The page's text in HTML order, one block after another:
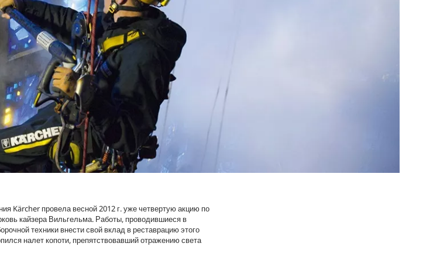
Kärcher провела весной 2012 г. уже четвертую акцию по
кайзера Вильгельма. Работы, проводившиеся в
техники внести свой вклад в реставрацию этого
налет копоти, препятствовавший отражению света